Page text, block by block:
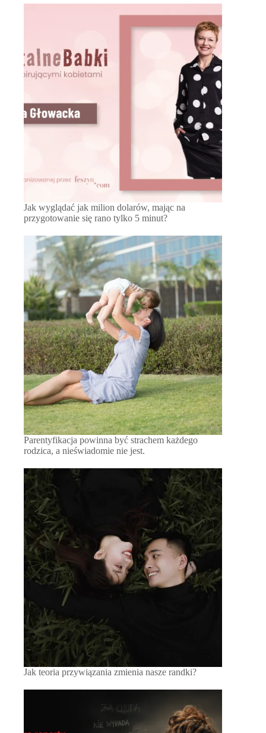
Jak wyglądać jak milion dolarów, mając na
przygotowanie się rano tylko 5 minut?
Parentyfikacja powinna być strachem każdego
rodzica, a nieświadomie nie jest.
Jak teoria przywiązania zmienia nasze randki?